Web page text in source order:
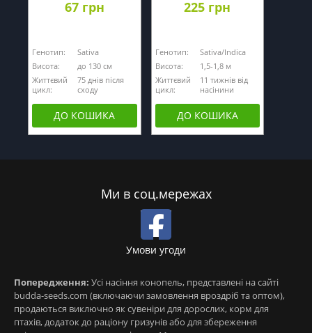
67 грн
Генотип:
Sativa
Висота:
до 130 см
Життєвий
цикл:
75 днів після
сходу
ДО КОШИКА
225 грн
Генотип:
Sativa/Indica
Висота:
1,5-1,8 м
Життєвий
цикл:
11 тижнів від
насінини
ДО КОШИКА
Ми в соц.мережах
Умови угоди
Попередження: Усі насіння конопель, представлені на сайті
budda-seeds.com (включаючи замовлення вроздріб та оптом),
продаються виключно як сувеніри для дорослих, корм для
птахів, додаток до раціону гризунів або для збереження